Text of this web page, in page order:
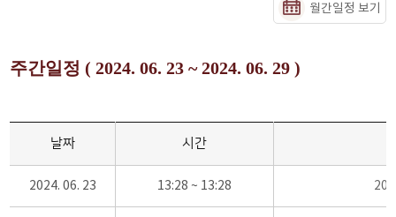
월간일정 보기
주간일정 ( 2024. 06. 23 ~ 2024. 06. 29 )
날짜 시간
2024. 06. 23 13:28 ~ 13:28